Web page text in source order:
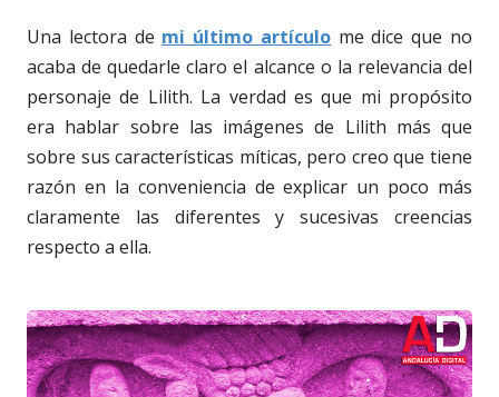
Una lectora de mi último artículome dice que no
acaba de quedarle claro el alcance o la relevancia del
personaje de Lilith. La verdad es que mi propósito
era hablar sobre las imágenes de Lilith más que
sobre sus características míticas, pero creo que tiene
razón en la conveniencia de explicar un poco más
claramente las diferentes y sucesivas creencias
respecto a ella.